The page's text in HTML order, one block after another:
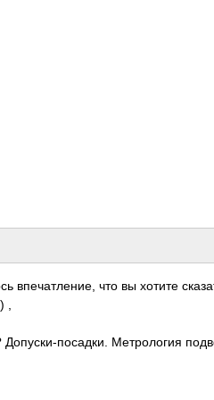
что вы хотите
­поса­дки. Метр­ология